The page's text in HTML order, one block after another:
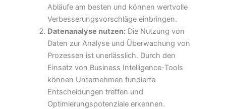
Abläufe am besten und können wertvolle
Verbesserungsvorschläge einbringen.
Datenanalyse nutzen:Die Nutzung von
Daten zur Analyse und Überwachung von
Prozessen ist unerlässlich. Durch den
Einsatz von Business Intelligence-Tools
können Unternehmen fundierte
Entscheidungen treffen und
Optimierungspotenziale erkennen.